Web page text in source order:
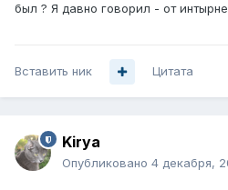
был ? Я давно говорил - от
Вставить ник Цитата
Kirya
Опубликовано 4 декабря,